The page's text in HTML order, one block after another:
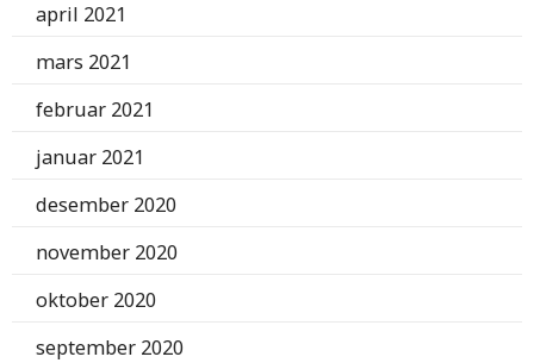
april 2021
mars 2021
februar 2021
januar 2021
desember 2020
november 2020
oktober 2020
september 2020